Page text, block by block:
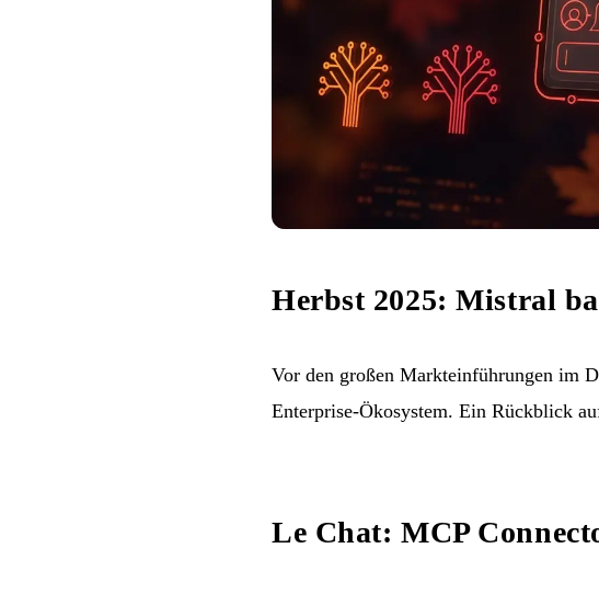
Herbst 2025: Mistral
Vor den großen Markteinführungen im
Enterprise-Ökosystem. Ein Rückblick
Le Chat: MCP